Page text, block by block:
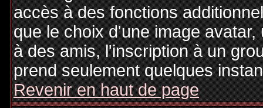
accès à des fonctions
que le choix d'une image
à des amis, l'inscription à un
prend seulement quelques
Revenir en haut de page